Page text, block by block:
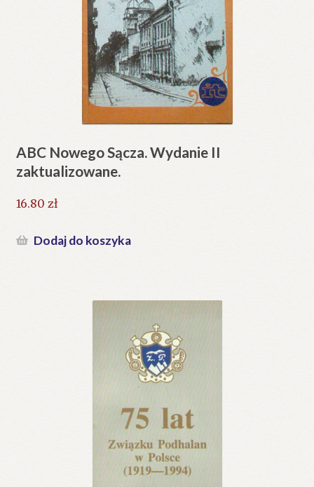
ABC Nowego Sącza. Wydanie II
zaktualizowane.
16.80 zł
Dodaj do koszyka